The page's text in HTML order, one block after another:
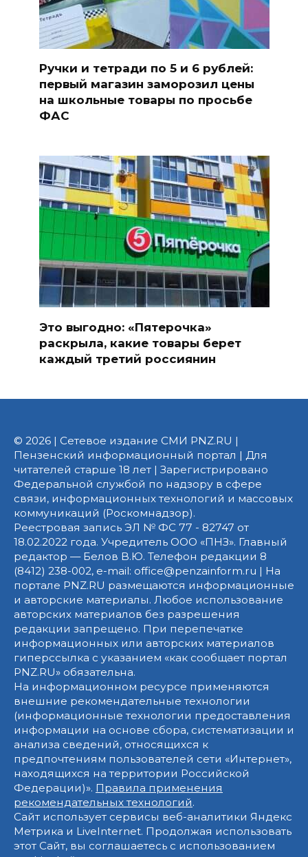
Ручки и тетради по 5 и 6 рублей:
первый магазин заморозил цены
на школьные товары по просьбе
ФАС
Это выгодно: «Пятерочка»
раскрыла, какие товары берет
каждый третий россиянин
© 2026 | Сетевое издание СМИ PNZ.RU |
Пензенский информационный портал | Для
читателей старше 18 лет | Зарегистрировано
Федеральной службой по надзору в сфере
связи, информационных технологий и массовых
коммуникаций (Роскомнадзор).
Реестровая запись ЭЛ № ФС 77 - 82747 от
18.02.2022 года. Учредитель ООО «ПНЗ». Главный
редактор — Белов В.Ю. Телефон редакции 8
(8412) 238-002, e-mail: office@penzainform.ru | На
портале PNZ.RU размещаются информационные
и авторские материалы. Любое использование
авторских материалов без разрешения
редакции запрещено. При перепечатке
информационных или авторских материалов
гиперссылка с указанием «как сообщает портал
PNZ.RU» обязательна.
На информационном ресурсе применяются
внешние рекомендательные технологии
(информационные технологии предоставления
информации на основе сбора, систематизации и
анализа сведений, относящихся к
предпочтениям пользователей сети «Интернет»,
находящихся на территории Российской
Федерации)». Правила применения
рекомендательных технологий.
Сайт использует сервисы веб-аналитики Яндекс
Метрика и LiveInternet. Продолжая использовать
этот Сайт, вы соглашаетесь с использованием